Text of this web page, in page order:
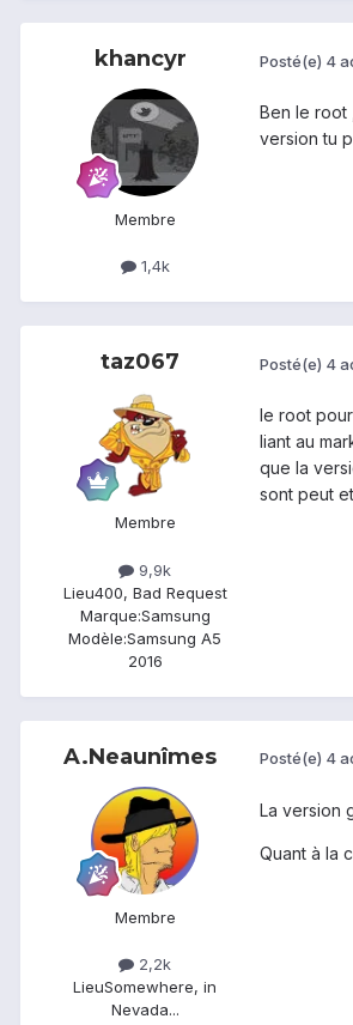
khancyr
Membre
1,4k
Posté(e) 4
Ben le root
version tu
taz067
Membre
9,9k
Lieu400, Bad Request
Marque:Samsung
Modèle:Samsung A5
2016
Posté(e) 4
le root
liant au
que la
sont peut
A.Neaunîmes
Membre
2,2k
LieuSomewhere, in
Nevada...
Posté(e) 4
La version
Quant à la